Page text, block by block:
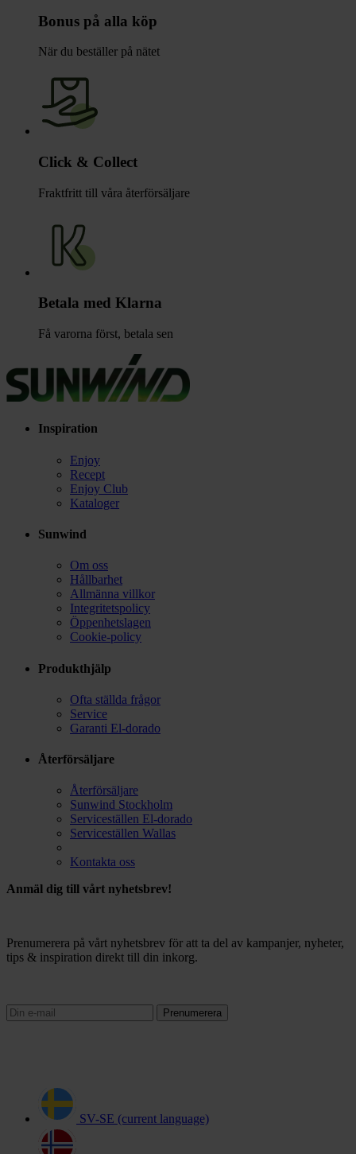
Bonus på alla köp
När du beställer på nätet
Click & Collect
Fraktfritt till våra återförsäljare
Betala med Klarna
Få varorna först, betala sen
Inspiration
Enjoy
Recept
Enjoy Club
Kataloger
Sunwind
Om oss
Hållbarhet
Allmänna villkor
Integritetspolicy
Öppenhetslagen
Cookie-policy
Produkthjälp
Ofta ställda frågor
Service
Garanti El-dorado
Återförsäljare
Återförsäljare
Sunwind Stockholm
Serviceställen El-dorado
Serviceställen Wallas
Kontakta oss
Anmäl dig till vårt nyhetsbrev!
Prenumerera på vårt nyhetsbrev för att ta del av kampanjer, nyheter,
tips & inspiration direkt till din inkorg.
Prenumerera
SV-SE (current language)